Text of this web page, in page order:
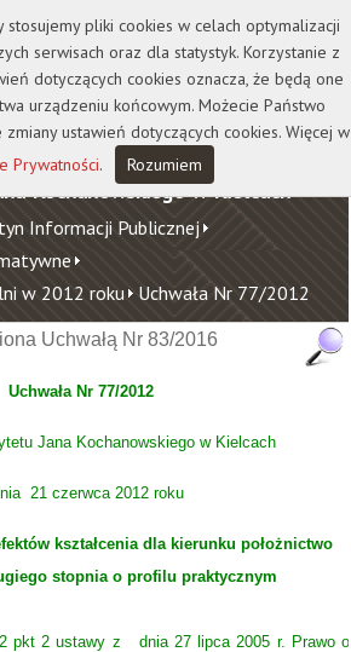
Biblioteka
Wydawnictwo
Kochanowskiego w Kielcach
Informacji Publicznej
w 2012 roku Uchwała Nr 77/2012
Uchwałą Nr 83/2016
Uchwała Nr 77/2012
Jana Kochanowskiego w Kielcach
21 czerwca 2012 roku
kształcenia dla kierunku położnictwo
stopnia o profilu praktycznym
pkt 2 ustawy z dnia 27 lipca 2005 r. Prawo o
stosujemy pliki cookies w celach optymalizacji
serwisach oraz dla statystyk. Korzystanie z
dotyczących cookies oznacza, że będą one
urządzeniu końcowym. Możecie Państwo
ustawień dotyczących cookies. Więcej w
Prywatności. Rozumiem